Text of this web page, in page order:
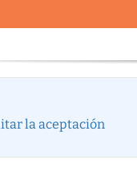
la aceptación